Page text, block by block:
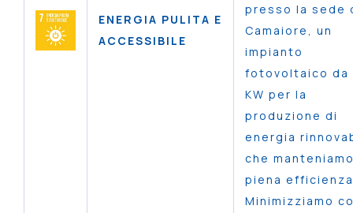
ENERGIA PULITA E
ACCESSIBILE
presso la sede
Camaiore, un
impianto
fotovoltaico da
KW per la
produzione di
energia
che
piena
Minimizziamo